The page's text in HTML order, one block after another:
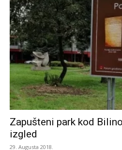
Zapušteni park kod
izgled
29. Augusta 2018.